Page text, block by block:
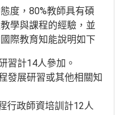
度，80%教師具有碩
學與課程的經驗，並
際教育知能說明如下
習計14人參加。
發展研習或其他相關知
行政師資培訓計12人